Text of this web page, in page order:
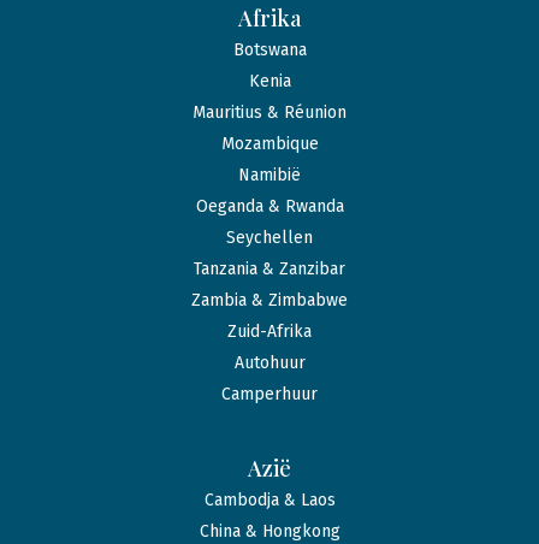
Afrika
Botswana
Kenia
Mauritius & Réunion
Mozambique
Namibië
Oeganda & Rwanda
Seychellen
Tanzania & Zanzibar
Zambia & Zimbabwe
Zuid-Afrika
Autohuur
Camperhuur
Azië
Cambodja & Laos
China & Hongkong